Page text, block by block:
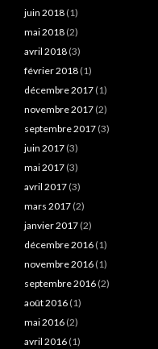
juin 2018 (1)
mai 2018 (2)
avril 2018 (3)
février 2018 (1)
décembre 2017 (1)
novembre 2017 (2)
septembre 2017 (3)
juin 2017 (3)
mai 2017 (3)
avril 2017 (3)
mars 2017 (2)
janvier 2017 (2)
décembre 2016 (1)
novembre 2016 (1)
septembre 2016 (2)
août 2016 (1)
mai 2016 (2)
avril 2016 (1)